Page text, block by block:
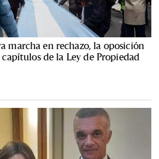
marcha en rechazo, la oposición
de la Ley de Propiedad